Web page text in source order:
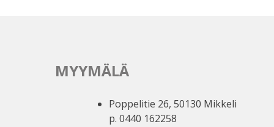
MYYMÄLÄ
Poppelitie 26, 50130 Mikkeli
p. 0440 162258